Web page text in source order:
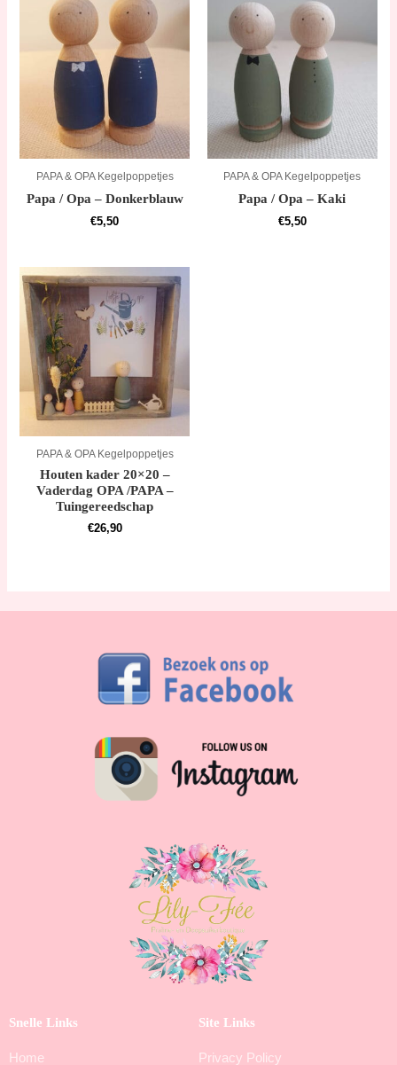
PAPA & OPA Kegelpoppetjes
Papa / Opa – Donkerblauw
€5,50
PAPA & OPA Kegelpoppetjes
Papa / Opa – Kaki
€5,50
PAPA & OPA Kegelpoppetjes
Houten kader 20×20 –
Vaderdag OPA /PAPA –
Tuingereedschap
€26,90
Snelle Links
Home
Site Links
Privacy Policy